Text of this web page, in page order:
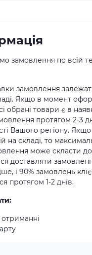
замовлення по всій
замовлення
Якщо в момент
обрані товари є в
протягом 2-3
Вашого регіону.
на складі, то
може скласти
доставляти
і 90% замовлень
протягом 1-2 днів.